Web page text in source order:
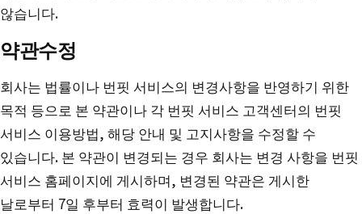
않습니다.
약관수정
회사는 법률이나 번핏 서비스의 변경사항을 반영하기 위한
목적 등으로 본 약관이나 각 번핏 서비스 고객센터의 번핏
서비스 이용방법, 해당 안내 및 고지사항을 수정할 수
있습니다. 본 약관이 변경되는 경우 회사는 변경 사항을 번핏
서비스 홈페이지에 게시하며, 변경된 약관은 게시한
날로부터 7일 후부터 효력이 발생합니다.